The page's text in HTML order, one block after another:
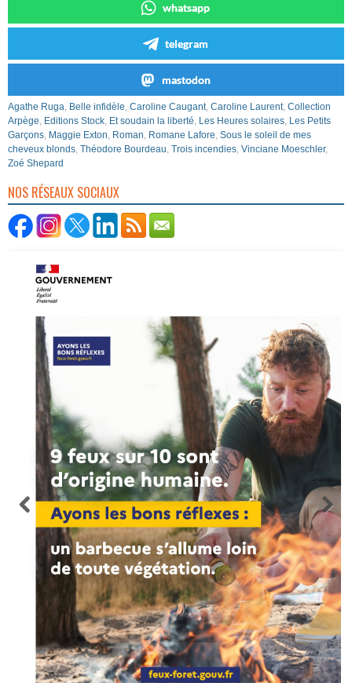
whatsapp
telegram
mastodon
Agathe Ruga, Belle infidèle, Caroline Caugant, Caroline Laurent, Collection
Arpège, Editions Stock, Et soudain la liberté, Les Heures solaires, Les Petits
Garçons, Maggie Exton, Roman, Romane Lafore, Sous le soleil de mes
cheveux blonds, Théodore Bourdeau, Trois incendies, Vinciane Moeschler,
Zoé Shepard
NOS RÉSEAUX SOCIAUX